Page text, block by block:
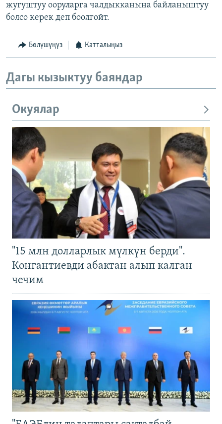
жугуштуу ооруларга чалдыкканына байланыштуу
болсо керек деп боолгойт.
Бөлүшүңүз Катталыңыз
Дагы кызыктуу баяндар
Окуялар
"15 млн долларлык мүлкүн берди".
Конгантиевди абактан алып калган
чечим